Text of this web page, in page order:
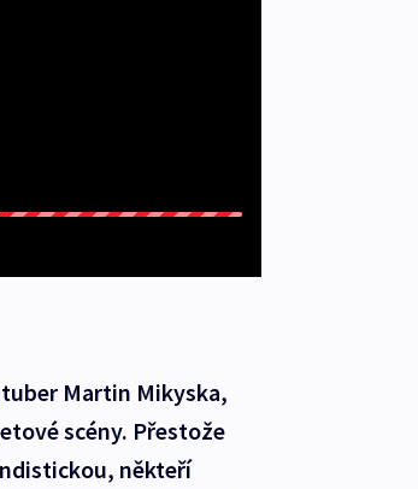
Martin Mikyska,
scény. Přestože
někteří